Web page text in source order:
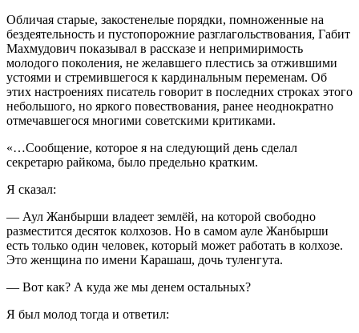
Обличая старые, закостенелые порядки, помноженные на
бездеятельность и пустопорожние разглагольствования, Габит
Махмудович показывал в рассказе и непримиримость
молодого поколения, не желавшего плестись за отжившими
устоями и стремившегося к кардинальным переменам. Об
этих настроениях писатель говорит в последних строках этого
небольшого, но яркого повествования, ранее неоднократно
отмечавшегося многими советскими критиками.
«…Сообщение, которое я на следующий день сделал
секретарю райкома, было предельно кратким.
Я сказал:
— Аул Жанбырши владеет землёй, на которой свободно
разместится десяток колхозов. Но в самом ауле Жанбырши
есть только один человек, который может работать в колхозе.
Это женщина по имени Карашаш, дочь туленгута.
— Вот как? А куда же мы денем остальных?
Я был молод тогда и ответил: